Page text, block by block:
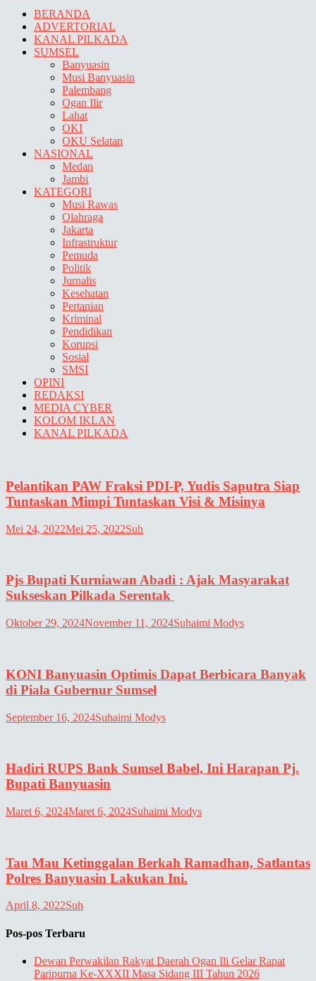
YouTube
BERANDA
ADVERTORIAL
KANAL PILKADA
SUMSEL
Banyuasin
Musi Banyuasin
Palembang
Ogan Ilir
Lahat
OKI
OKU Selatan
NASIONAL
Medan
Jambi
KATEGORI
Musi Rawas
Olahraga
Jakarta
Infrastruktur
Pemuda
Politik
Jurnalis
Kesehatan
Pertanian
Kriminal
Pendidikan
Korupsi
Sosial
SMSI
OPINI
REDAKSI
MEDIA CYBER
KOLOM IKLAN
KANAL PILKADA
Pelantikan PAW Fraksi PDI-P, Yudis Saputra Siap
Tuntaskan Mimpi Tuntaskan Visi & Misinya
Mei 24, 2022Mei 25, 2022Suh
Pjs Bupati Kurniawan Abadi : Ajak Masyarakat
Sukseskan Pilkada Serentak
Oktober 29, 2024November 11, 2024Suhaimi Modys
KONI Banyuasin Optimis Dapat Berbicara Banyak
di Piala Gubernur Sumsel
September 16, 2024Suhaimi Modys
Hadiri RUPS Bank Sumsel Babel, Ini Harapan Pj.
Bupati Banyuasin
Maret 6, 2024Maret 6, 2024Suhaimi Modys
Tau Mau Ketinggalan Berkah Ramadhan, Satlantas
Polres Banyuasin Lakukan Ini.
April 8, 2022Suh
Pos-pos Terbaru
Dewan Perwakilan Rakyat Daerah Ogan Ili Gelar Rapat
Paripurna Ke-XXXII Masa Sidang III Tahun 2026